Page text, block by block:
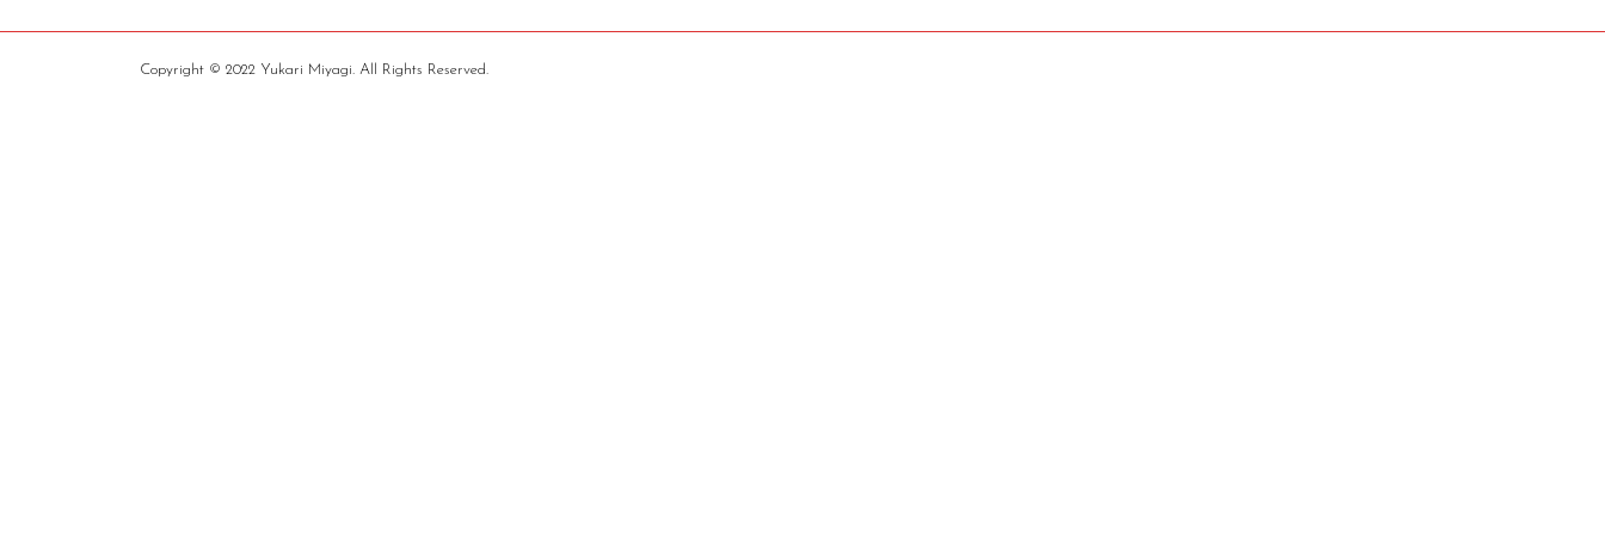
Copyright © 2022 Yukari Miyagi. All Rights Reserved.
Screenr